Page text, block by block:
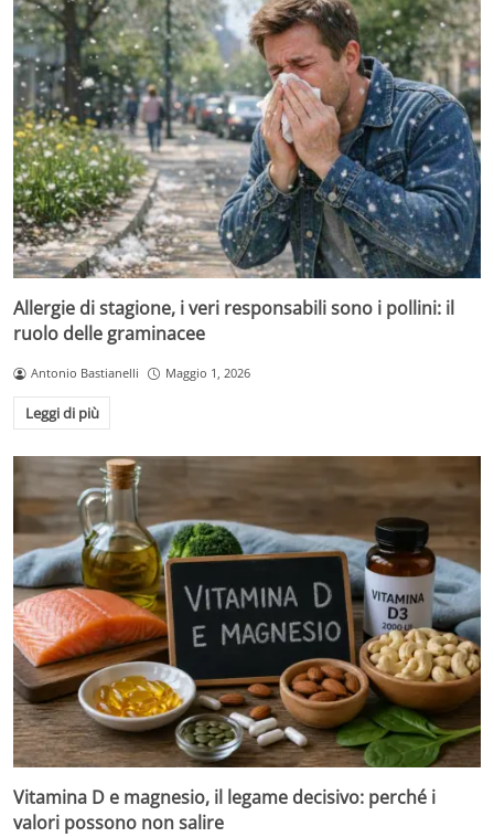
Allergie di stagione, i veri responsabili sono i pollini: il
ruolo delle graminacee
Antonio Bastianelli Maggio 1, 2026
Leggi di più
Vitamina D e magnesio, il legame decisivo: perché i
valori possono non salire